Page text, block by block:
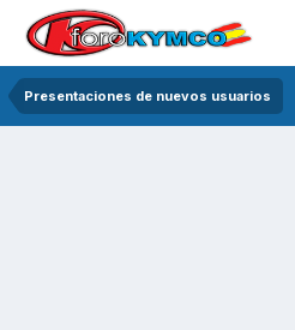
Presentaciones de nuevos usuarios